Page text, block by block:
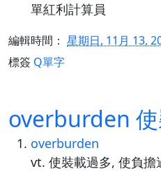
單紅利計算員
編輯時間： 星期日, 11月 13,
標簽 Q單字
overburden
overburden
vt. 使裝載過多, 使負擔